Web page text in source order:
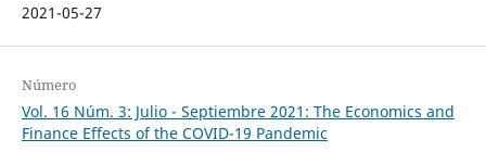
2021-05-27
Número
Vol. 16 Núm. 3: Julio - Septiembre 2021: The Economics and
Finance Effects of the COVID-19 Pandemic